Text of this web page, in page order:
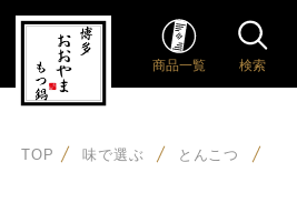
商品一覧 検索
TOP 味で選ぶ とんこつ